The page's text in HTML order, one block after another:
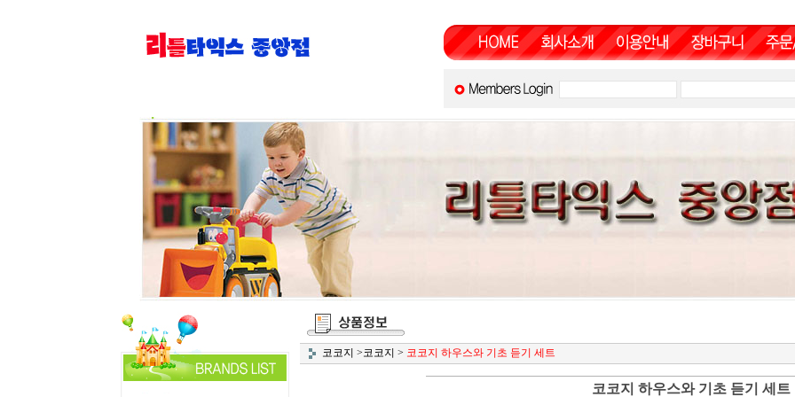
코코지 >코코지 > 코코지 하우스와 기초 듣기 세트
코코지 하우스와 기초 듣기 세트